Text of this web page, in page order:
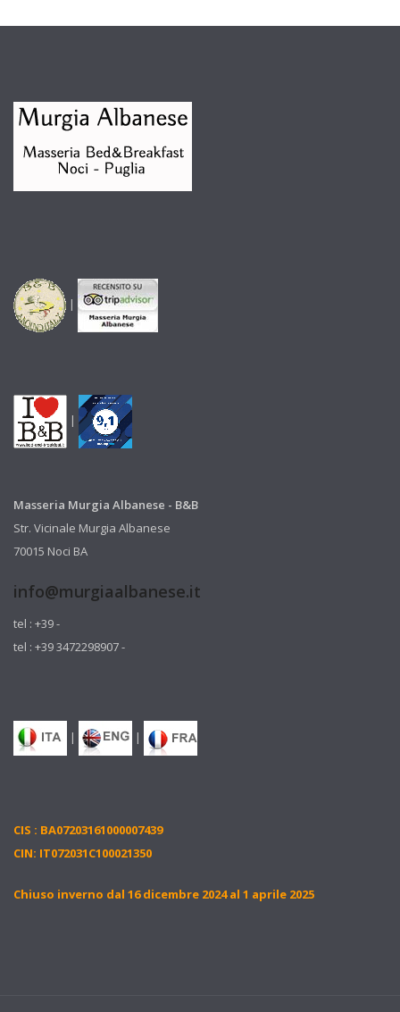
|
|
Masseria Murgia Albanese - B&B
Str. Vicinale Murgia Albanese
70015 Noci BA
info@murgiaalbanese.it
tel : +39 -
tel : +39 3472298907 -
| |
CIS : BA07203161000007439
CIN: IT072031C100021350
Chiuso inverno dal 16 dicembre 2024 al 1 aprile 2025